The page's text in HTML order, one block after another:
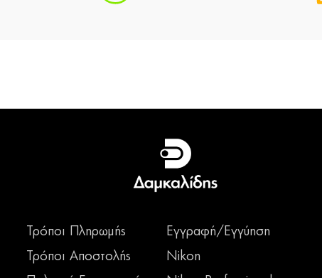
Τρόποι Πληρωμής
Τρόποι Αποστολής
Εγγραφή/Εγγύηση
Nikon